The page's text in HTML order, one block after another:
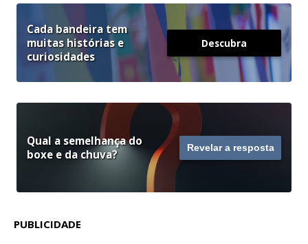
Cada bandeira tem
muitas histórias e
curiosidades
Descubra
Qual a semelhança do
boxe e da chuva?
Revelar a resposta
PUBLICIDADE